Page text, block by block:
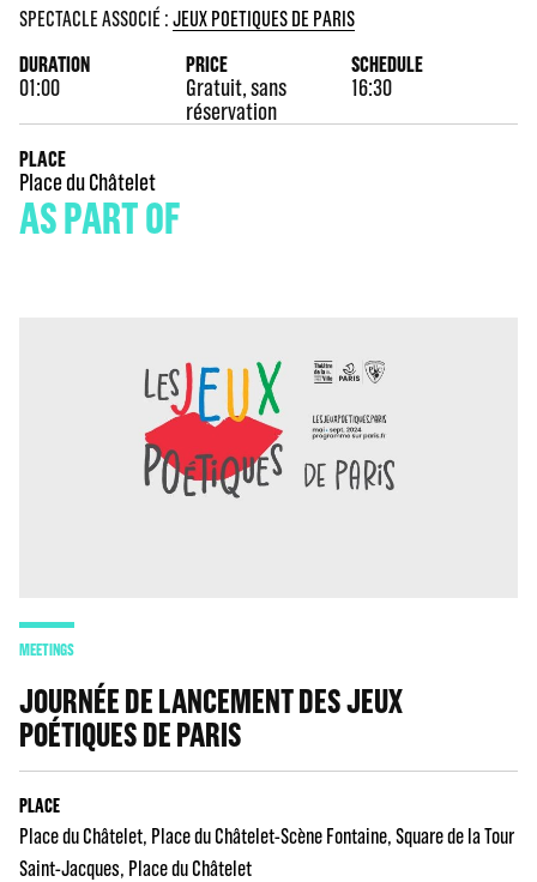
SPECTACLE ASSOCIÉ :JEUX POETIQUES DE PARIS
DURATION
01:00
PRICE
Gratuit, sans
réservation
SCHEDULE
16:30
PLACE
Place du Châtelet
AS PART OF
MEETINGS
JOURNÉE DE LANCEMENT DES JEUX
POÉTIQUES DE PARIS
PLACE
Place du Châtelet Place du Châtelet-Scène Fontaine Square de la Tour
Saint-Jacques Place du Châtelet